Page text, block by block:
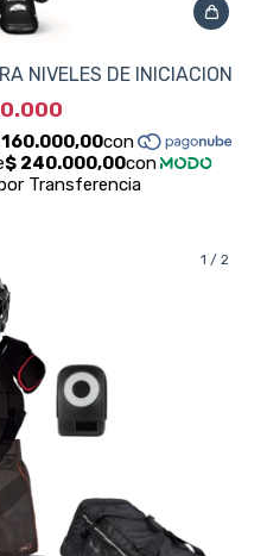
NIVELES DE INICIACION
1 / 2